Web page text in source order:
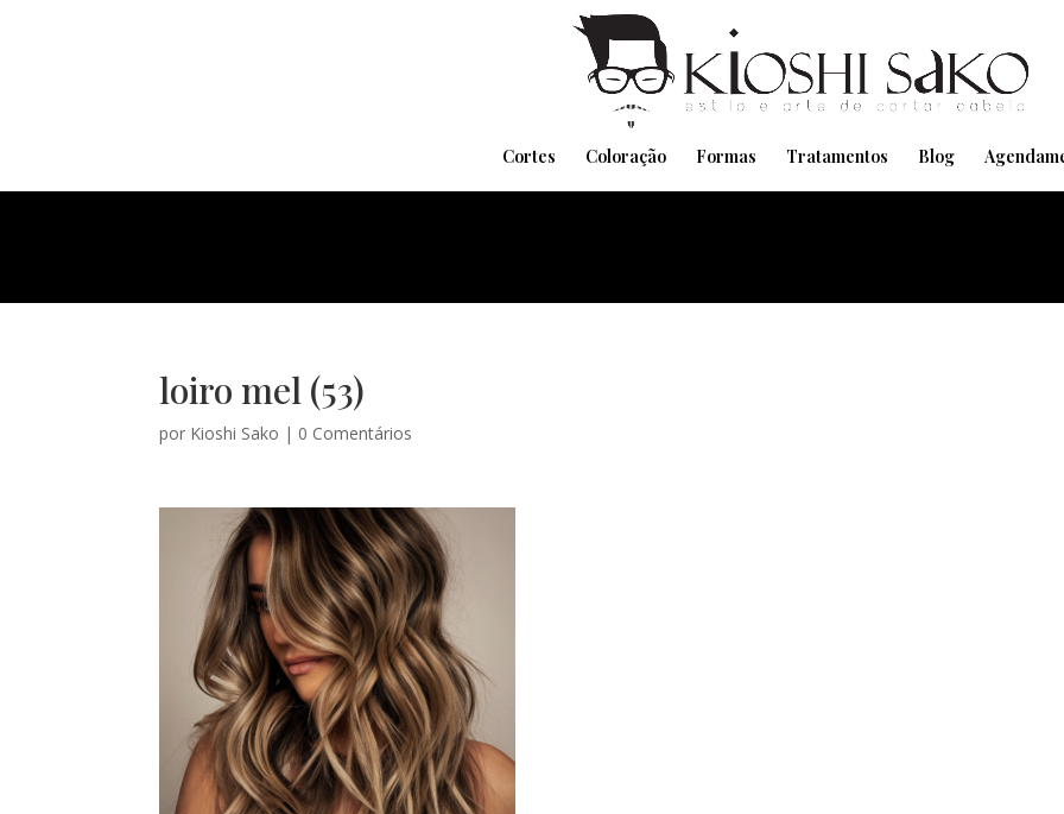
Cortes Coloração Formas Tratamentos Blog
loiro mel (53)
por Kioshi Sako | 0 Comentários
Pensando em transformar seu Visual??
Agende pelo Whatsapp